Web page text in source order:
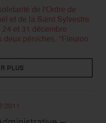
de l'Ordre de
et de la Saint Sylvestre
et 31 décembre
deux péniches, "Fleuron
PLUS
2011